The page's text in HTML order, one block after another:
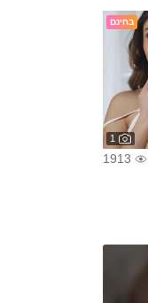
בחינם
1
1913